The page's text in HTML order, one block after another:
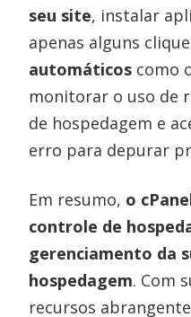
seu site, instalar
apenas alguns
automáticos como
monitorar o uso de
de hospedagem e
erro para depurar
Em resumo, o
controle de
gerenciamento da
hospedagem. Com
recursos